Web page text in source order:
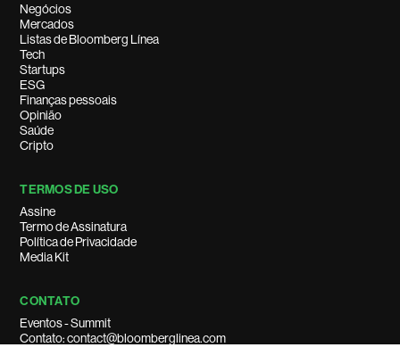
Negócios
Mercados
Listas de Bloomberg Línea
Tech
Startups
ESG
Finanças pessoais
Opinião
Saúde
Cripto
TERMOS DE USO
Assine
Termo de Assinatura
Política de Privacidade
Media Kit
CONTATO
Eventos - Summit
Contato: contact@bloomberglinea.com